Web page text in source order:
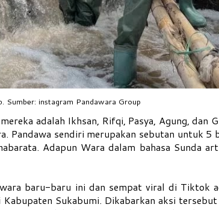
Sumber: instagram Pandawara Group
adalah Ikhsan, Rifqi, Pasya, Agung, dan
Pandawa sendiri merupakan sebutan untuk 5
Adapun Wara dalam bahasa Sunda
baru-baru ini dan sempat viral di Tiktok
Sukabumi. Dikabarkan aksi